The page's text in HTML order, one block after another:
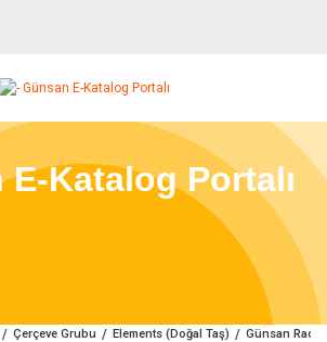
E-Katalog Portalı
Çerçeve Grubu Elements (Doğal Taş) Günsan